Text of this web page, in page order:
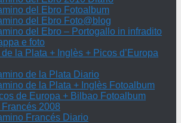
del Ebro Fotoalbum
del Ebro Foto@blog
del Ebro – Portogallo in infradito
e foto
la Plata + Inglès + Picos d’Europa
de la Plata Diario
de la Plata + Inglès Fotoalbum
de Europa + Bilbao Fotoalbum
2008
Francés Diario